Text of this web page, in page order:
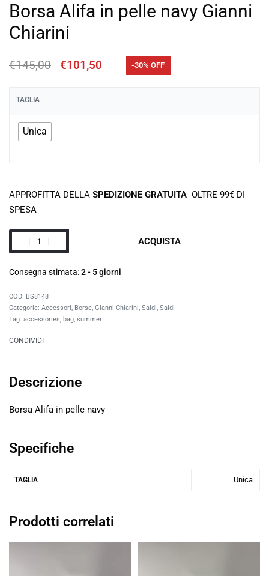
Borsa Alifa in pelle navy Gianni
Chiarini
€145,00 €101,50 -30% OFF
TAGLIA
Unica
APPROFITTA DELLA SPEDIZIONE GRATUITA OLTRE 99€ DI
SPESA
ACQUISTA
Consegna stimata:2 - 5 giorni
BS8148
Categorie: Accessori, Borse, Gianni Chiarini, Saldi, Saldi
Tag: accessories, bag, summer
CONDIVIDI
Descrizione
Borsa Alifa in pelle navy
Specifiche
TAGLIA Unica
Prodotti correlati